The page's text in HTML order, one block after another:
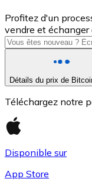
USD Coin
USDC
Profitez d'un
vendre et échanger
Détails du prix de
Téléchargez notre
Disponible sur
App Store